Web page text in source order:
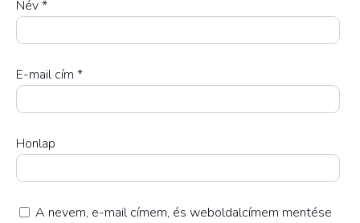
Név*
E-mail cím *
Honlap
A nevem, e-mail címem, és weboldalcímem mentése